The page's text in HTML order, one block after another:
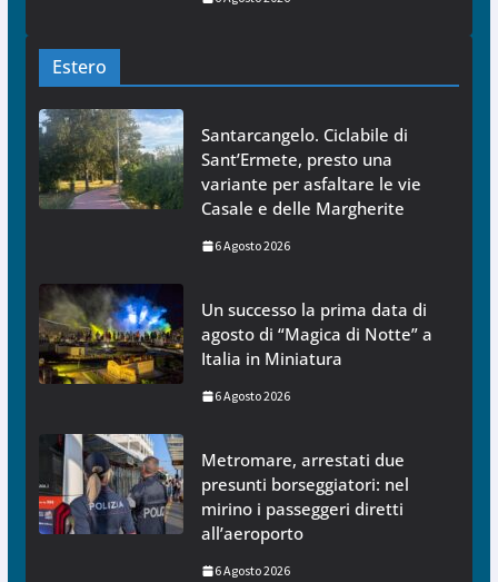
Estero
Santarcangelo. Ciclabile di
Sant’Ermete, presto una
variante per asfaltare le vie
Casale e delle Margherite
6 Agosto 2026
Un successo la prima data di
agosto di “Magica di Notte” a
Italia in Miniatura
6 Agosto 2026
Metromare, arrestati due
presunti borseggiatori: nel
mirino i passeggeri diretti
all’aeroporto
6 Agosto 2026